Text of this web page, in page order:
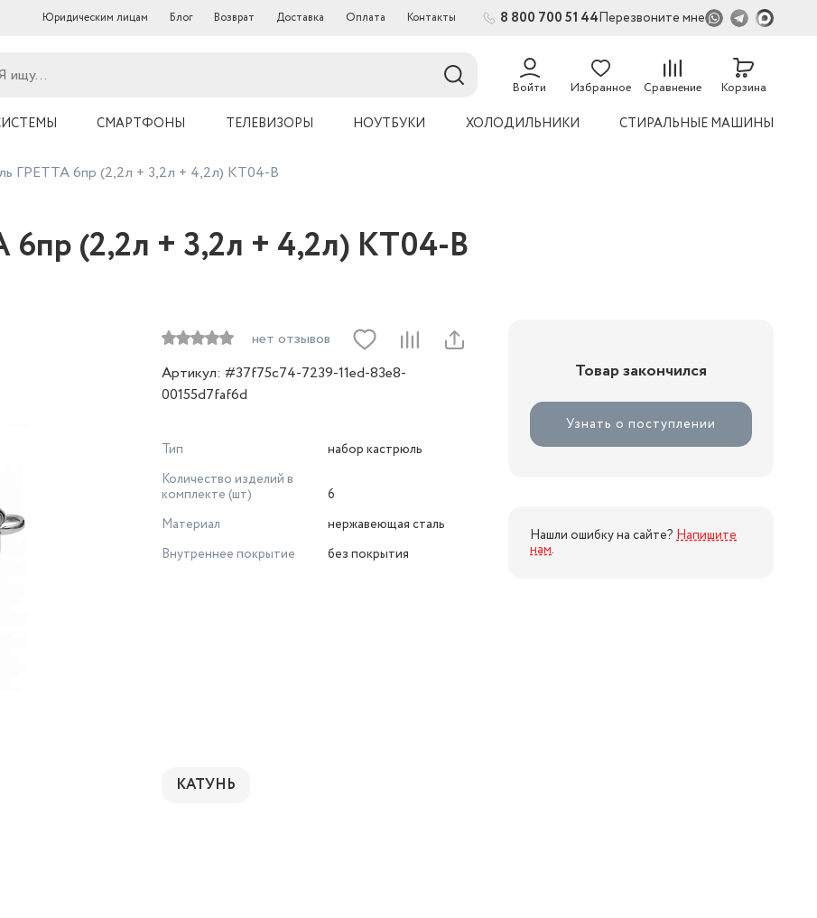
Юридическим лицам Блог Возврат Доставка Оплата Контакты 8 800 700 51 44Перезвоните мне
Войти Избранное Сравнение Корзина
СМАРТФОНЫ ТЕЛЕВИЗОРЫ НОУТБУКИ ХОЛОДИЛЬНИКИ СТИРАЛЬНЫЕ МАШИНЫ
ГРЕТТА 6пр (2,2л + 3,2л + 4,2л) КТ04-В
(2,2л + 3,2л + 4,2л) КТ04-В
нет отзывов
Артикул: #37f75c74-7239-11ed-83e8-
00155d7faf6d
Тип
набор кастрюль
Количество изделий в
комплекте (шт)
6
Материал
нержавеющая сталь
Внутреннее покрытие
без покрытия
КАТУНЬ
Товар закончился
Узнать о поступлении
Нашли ошибку на сайте? Напишите
нам.